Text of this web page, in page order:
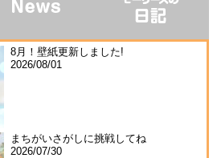
8月！壁紙更新しました!
2026/08/01
まちがいさがしに挑戦してね
2026/07/30